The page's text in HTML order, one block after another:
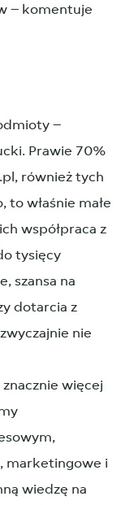
– komentuje
–
Prawie 70%
również tych
właśnie małe
współpraca z
tysięcy
szansa na
dotarcia z
nie
więcej
marketingowe i
wiedzę na